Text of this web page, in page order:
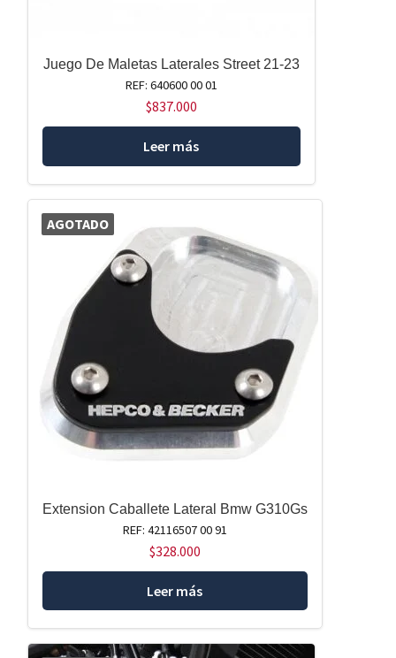
Juego De Maletas Laterales Street 21-23
REF: 640600 00 01
$837.000
Leer más
AGOTADO
Extension Caballete Lateral Bmw G310Gs
REF: 42116507 00 91
$328.000
Leer más